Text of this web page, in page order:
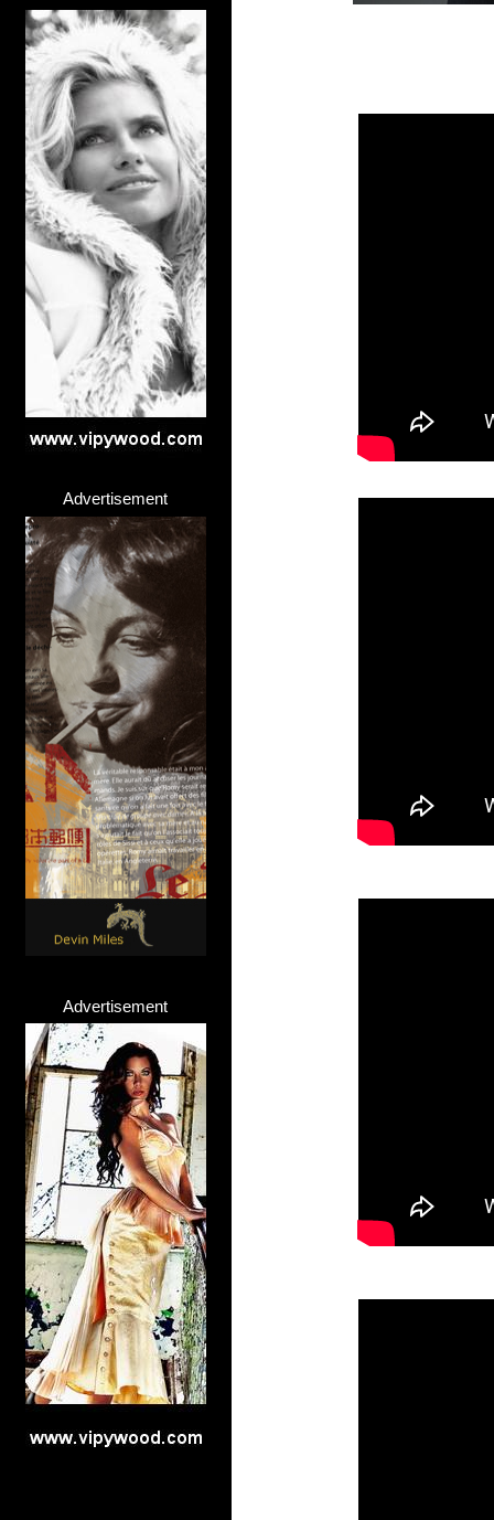
Advertisement
Advertisement